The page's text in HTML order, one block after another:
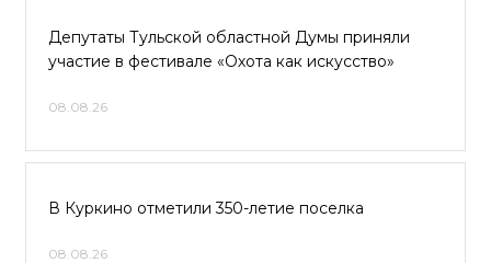
Депутаты Тульской областной Думы приняли
участие в фестивале «Охота как искусство»
08.08.26
В Куркино отметили 350-летие поселка
08.08.26